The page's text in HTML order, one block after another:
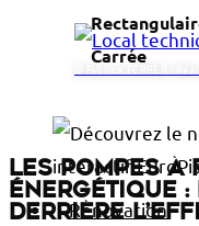
Carrée
Rénovation
Les pompes
énergétique
derrière